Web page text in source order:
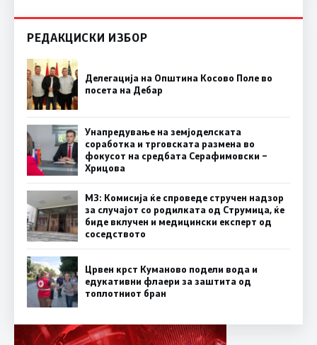
РЕДАКЦИСКИ ИЗБОР
Делегација на Општина Косово Поле во
посета на Дебар
Унапредување на земјоделската
соработка и трговската размена во
фокусот на средбата Серафимовски –
Хрицова
МЗ: Комисија ќе спроведе стручен надзор
за случајот со родилката од Струмица, ќе
биде вклучен и медицински експерт од
соседството
Црвен крст Куманово подели вода и
едукативни флаери за заштита од
топлотниот бран